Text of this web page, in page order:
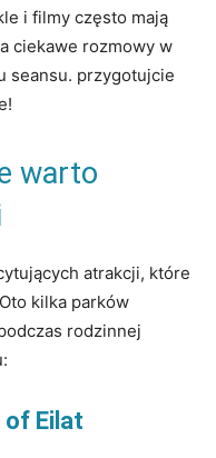
i filmy często mają
ciekawe rozmowy w
seansu. przygotujcie
warto
atrakcji, które
kilka parków
rodzinnej
of Eilat